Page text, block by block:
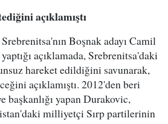
açıklamıştı
Boşnak adayı Camil
açıklamada, Srebrenitsa'daki
hareket edildiğini savunarak,
açıklamıştı. 2012'den beri
başkanlığı yapan Durakovic,
milliyetçi Sırp partilerinin